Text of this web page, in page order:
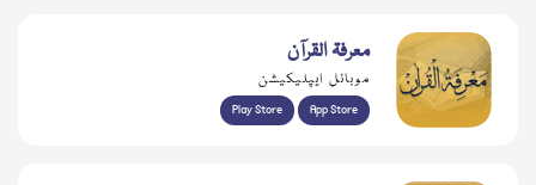
معرفۃ القرآن
موبائل ایپلیکیشن
Play Store App Store